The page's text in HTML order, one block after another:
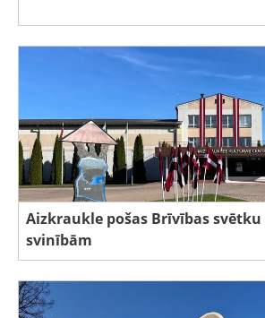
Aizkraukle pošas Brīvības svētku
svinībām